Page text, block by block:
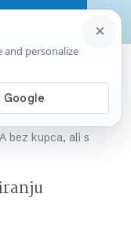
296
bez kupca, ali s